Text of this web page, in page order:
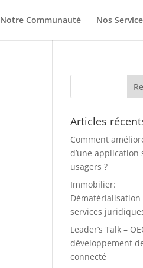
Notre Communauté Nos
Articles
Comment
d’une application
usagers ?
Immobilier:
Dématérialisation
services
Leader’s Talk –
développement
connecté